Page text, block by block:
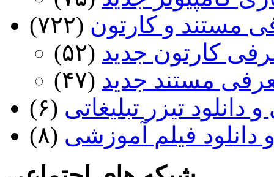
مستند و کارتون (۷۲۲)
کارتون جدید (۵۲)
مستند جدید (۴۷)
دانلود تیزر تبلیغاتی (۶)
فیلم آموزشی (۸)